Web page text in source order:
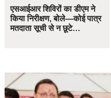
एसआईआर शिविरों का डीएम ने
किया निरीक्षण, बोले—कोई पात्र
मतदाता सूची से न छूटे…